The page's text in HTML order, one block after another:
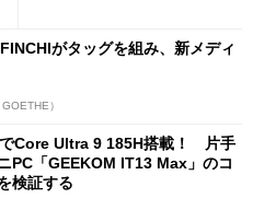
がタッグを組み、新メディ
）
Core Ultra 9 185H搭載！ 片手
PC「GEEKOM IT13 Max」のコ
検証する